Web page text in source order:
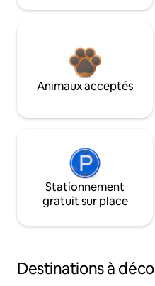
Animaux acceptés
Stationnement
gratuit sur place
Destinations à